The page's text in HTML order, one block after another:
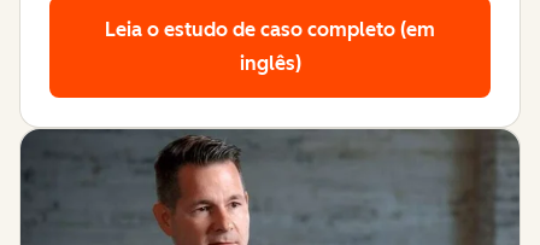
Leia o estudo de caso completo (em
inglês)